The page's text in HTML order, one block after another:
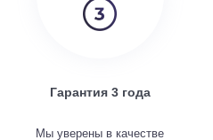
Гарантия 3 года
Мы уверены в качестве